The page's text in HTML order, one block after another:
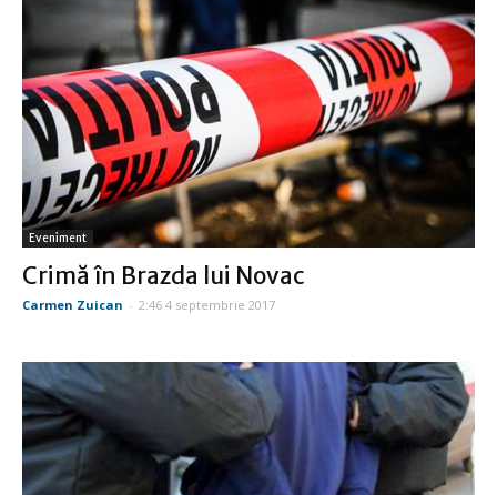
Eveniment
Crimă în Brazda lui Novac
Carmen Zuican - 2:46 4 septembrie 2017